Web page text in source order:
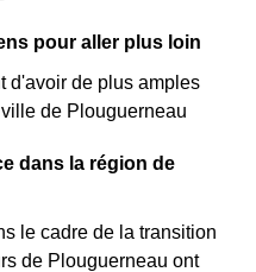
pour aller plus loin
d'avoir de plus amples
de Plouguerneau
dans la région de
le cadre de la transition
de Plouguerneau ont